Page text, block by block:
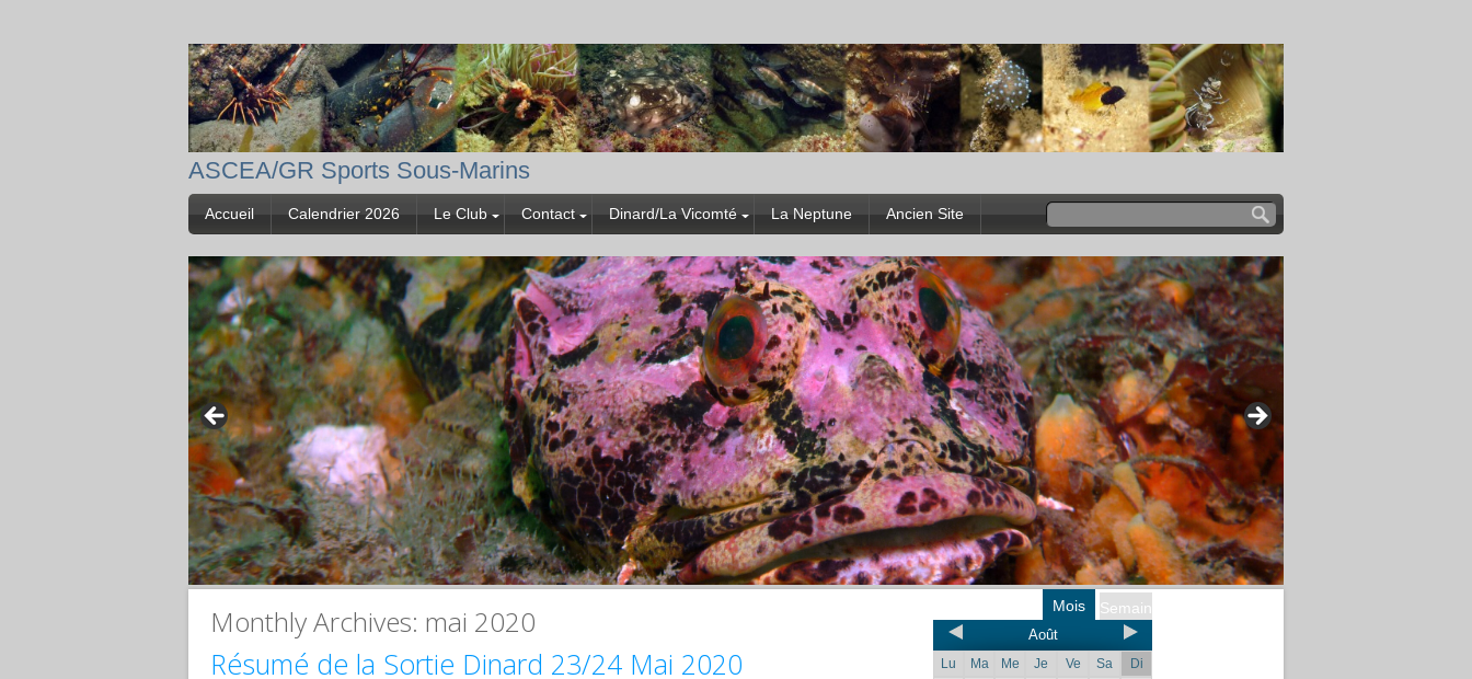
ASCEA/GR Sports Sous-Marins
Accueil Calendrier 2026 Le Club Contact Dinard/La Vicomté La Neptune Ancien Site
Monthly Archives: mai 2020
Résumé de la Sortie Dinard 23/24 Mai 2020
Semaine
Mois
Août
Lu Ma Me Je Ve Sa
Di